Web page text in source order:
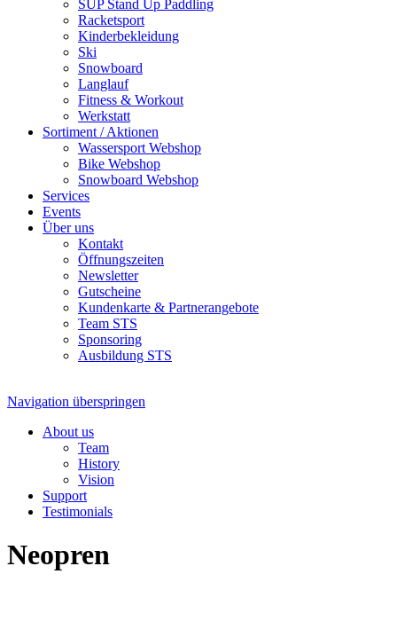
SUP Stand Up Paddling
Racketsport
Kinderbekleidung
Ski
Snowboard
Langlauf
Fitness & Workout
Werkstatt
Sortiment / Aktionen
Wassersport Webshop
Bike Webshop
Snowboard Webshop
Services
Events
Über uns
Kontakt
Öffnungszeiten
Newsletter
Gutscheine
Kundenkarte & Partnerangebote
Team STS
Sponsoring
Ausbildung STS
Navigation überspringen
About us
Team
History
Vision
Support
Testimonials
Neopren